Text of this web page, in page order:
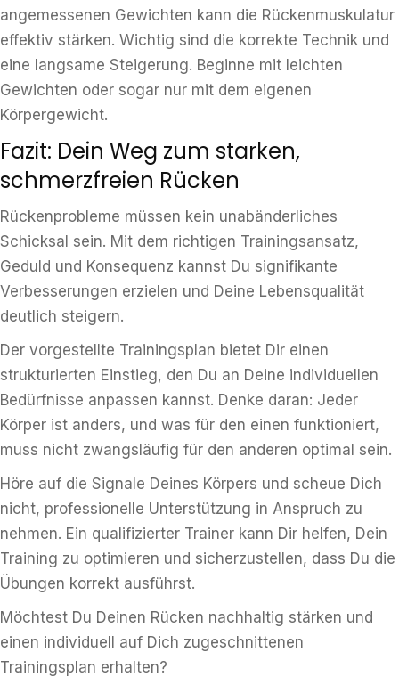
angemessenen Gewichten kann die Rückenmuskulatur
effektiv stärken. Wichtig sind die korrekte Technik und
eine langsame Steigerung. Beginne mit leichten
Gewichten oder sogar nur mit dem eigenen
Körpergewicht.
Fazit: Dein Weg zum starken,
schmerzfreien Rücken
Rückenprobleme müssen kein unabänderliches
Schicksal sein. Mit dem richtigen Trainingsansatz,
Geduld und Konsequenz kannst Du signifikante
Verbesserungen erzielen und Deine Lebensqualität
deutlich steigern.
Der vorgestellte Trainingsplan bietet Dir einen
strukturierten Einstieg, den Du an Deine individuellen
Bedürfnisse anpassen kannst. Denke daran: Jeder
Körper ist anders, und was für den einen funktioniert,
muss nicht zwangsläufig für den anderen optimal sein.
Höre auf die Signale Deines Körpers und scheue Dich
nicht, professionelle Unterstützung in Anspruch zu
nehmen. Ein qualifizierter Trainer kann Dir helfen, Dein
Training zu optimieren und sicherzustellen, dass Du die
Übungen korrekt ausführst.
Möchtest Du Deinen Rücken nachhaltig stärken und
einen individuell auf Dich zugeschnittenen
Trainingsplan erhalten?